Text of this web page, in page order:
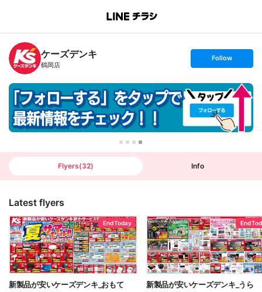
B
n
c
h
T
ケーズデンキ
鶴岡店
s
t
o
l
l
o
w
Follow
Flyers(32) Info
Latest flyers
End Today
新製品が安いケーズデンキ_おもて
End
新製品が安いケーズデンキ_うら